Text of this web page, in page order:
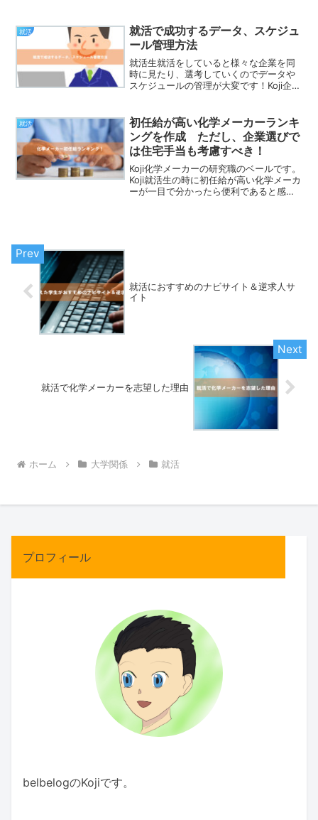
window.adsbygoogle || [...
就活
就活で成功するデータ、スケジュ
ール管理方法
就活生就活をしていると様々な企業を同
時に見たり、選考していくのでデータや
スケジュールの管理が大変です！Koji企業
考の時に提出書類をすべて出していたと
思い込んでいた.....
就活
初任給が高い化学メーカーランキ
ングを作成 ただし、企業選びで
は住宅手当も考慮すべき！
Koji化学メーカーの研究職のベールです。
Koji就活生の時に初任給が高い化学メーカ
ーが一目で分かったら便利であると感じ
就活におすすめのナビサイト＆逆求人サ
イト
就活で化学メーカーを志望した理由
ホーム 大学関係 就活
プロフィール
belbelogのKojiです。